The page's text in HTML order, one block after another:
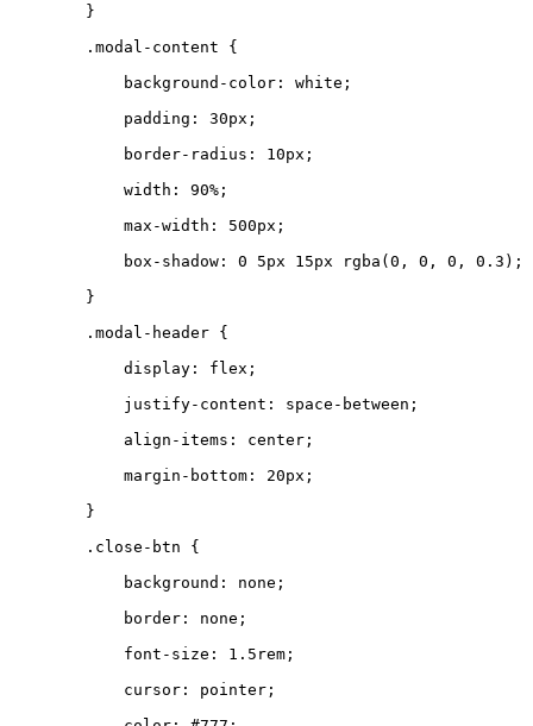
}
. modal-content
{
background-color : white ;
padding : 30px ;
border-radius : 10px ;
width : 90% ;
max-width : 500px ;
box-shadow : 0 5px 15px rgba (0 , 0 , 0 , 0.3 );
}
. modal-header {
display : flex ;
justify-content : space-between ;
align-items : center ;
margin-bottom : 20px ;
}
. close-btn
{
background : none ;
border : none ;
font-size : 1.5 rem ;
cursor : pointer ;